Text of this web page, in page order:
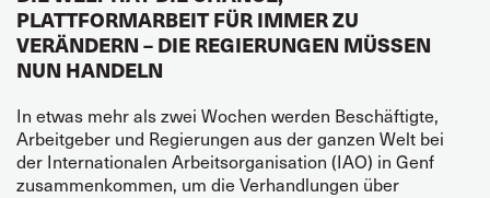
PLATTFORMARBEIT FÜR IMMER ZU
VERÄNDERN – DIE REGIERUNGEN MÜSSEN
NUN HANDELN
In etwas mehr als zwei Wochen werden Beschäftigte,
Arbeitgeber und Regierungen aus der ganzen Welt bei
der Internationalen Arbeitsorganisation (IAO) in Genf
zusammenkommen, um die Verhandlungen über